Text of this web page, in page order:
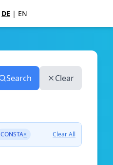
DE | EN
Search Clear
CONSTA× Clear All